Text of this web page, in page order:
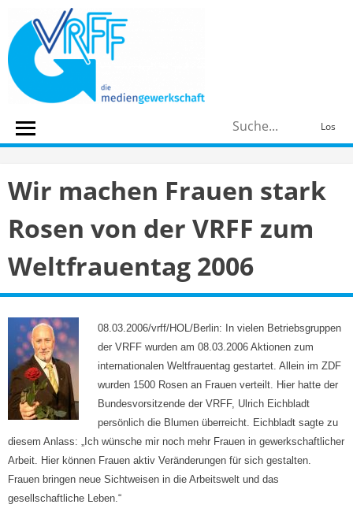
content
Los
Wir machen Frauen stark
Rosen von der VRFF zum
Weltfrauentag 2006
08.03.2006/vrff/HOL/Berlin: In vielen Betriebsgruppen
der VRFF wurden am 08.03.2006 Aktionen zum
internationalen Weltfrauentag gestartet. Allein im ZDF
wurden 1500 Rosen an Frauen verteilt. Hier hatte der
Bundesvorsitzende der VRFF, Ulrich Eichbladt
persönlich die Blumen überreicht. Eichbladt sagte zu
diesem Anlass: „Ich wünsche mir noch mehr Frauen in gewerkschaftlicher
Arbeit. Hier können Frauen aktiv Veränderungen für sich gestalten.
Frauen bringen neue Sichtweisen in die Arbeitswelt und das
gesellschaftliche Leben.“